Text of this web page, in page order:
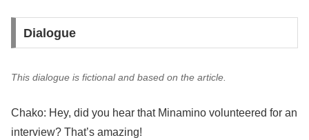
Dialogue
This dialogue is fictional and based on the article.
Chako: Hey, did you hear that Minamino volunteered for an
interview? That’s amazing!